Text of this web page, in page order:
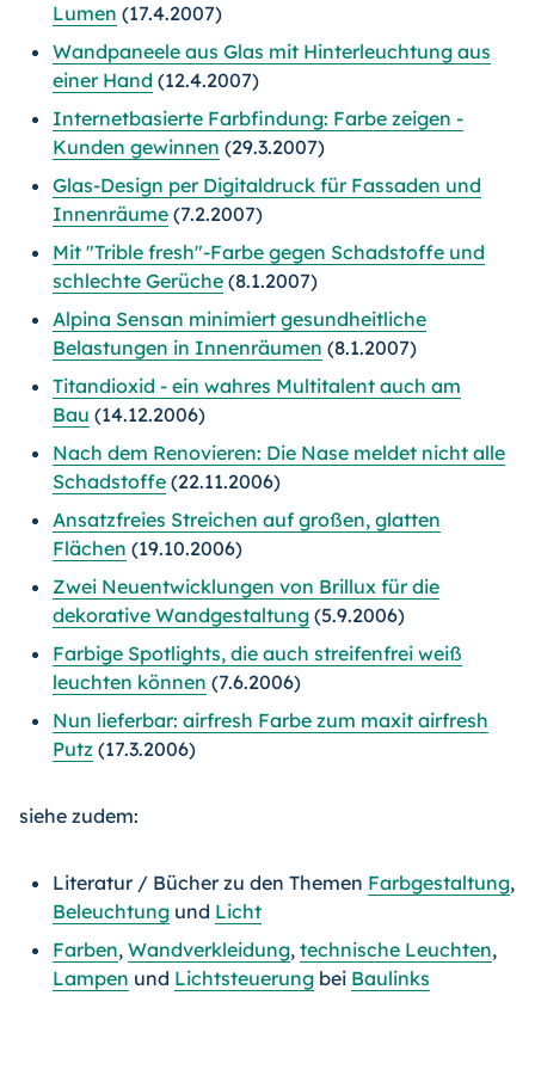
Lumen (17.4.2007)
Wandpaneele aus Glas mit Hinterleuchtung aus
einer Hand (12.4.2007)
Internetbasierte Farbfindung: Farbe zeigen -
Kunden gewinnen (29.3.2007)
Glas-Design per Digitaldruck für Fassaden und
Innenräume (7.2.2007)
Mit "Trible fresh"-Farbe gegen Schadstoffe und
schlechte Gerüche (8.1.2007)
Alpina Sensan minimiert gesundheitliche
Belastungen in Innenräumen (8.1.2007)
Titandioxid - ein wahres Multitalent auch am
Bau (14.12.2006)
Nach dem Renovieren: Die Nase meldet nicht alle
Schadstoffe (22.11.2006)
Ansatzfreies Streichen auf großen, glatten
Flächen (19.10.2006)
Zwei Neuentwicklungen von Brillux für die
dekorative Wandgestaltung (5.9.2006)
Farbige Spotlights, die auch streifenfrei weiß
leuchten können (7.6.2006)
Nun lieferbar: airfresh Farbe zum maxit airfresh
Putz (17.3.2006)
siehe zudem:
Literatur / Bücher zu den Themen Farbgestaltung,
Beleuchtung und Licht
Farben, Wandverkleidung, technische Leuchten,
Lampen und Lichtsteuerung bei Baulinks